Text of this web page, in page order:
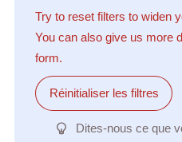
Try to reset filters to widen
You can also give us more
form.
Réinitialiser les filtres
Dites-nous ce que